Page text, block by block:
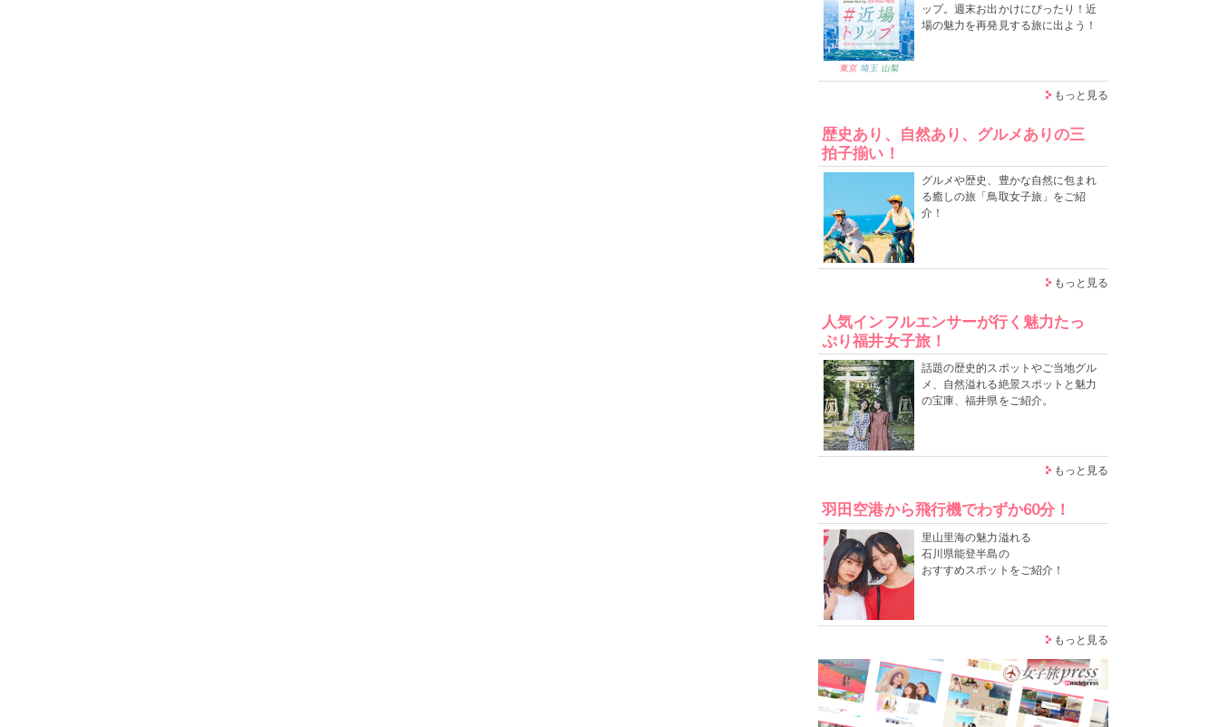
ップ。週末お出かけにぴったり！近
場の魅力を再発見する旅に出よう！
もっと見る
歴史あり、自然あり、グルメありの三
拍子揃い！
グルメや歴史、豊かな自然に包まれ
る癒しの旅「鳥取女子旅」をご紹
介！
もっと見る
人気インフルエンサーが行く魅力たっ
ぷり福井女子旅！
話題の歴史的スポットやご当地グル
メ、自然溢れる絶景スポットと魅力
の宝庫、福井県をご紹介。
もっと見る
羽田空港から飛行機でわずか60分！
里山里海の魅力溢れる
石川県能登半島の
おすすめスポットをご紹介！
もっと見る